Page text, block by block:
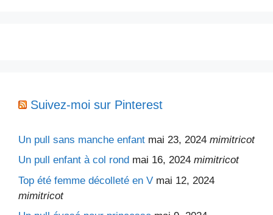
Suivez-moi sur Pinterest
Un pull sans manche enfant mai 23, 2024 mimitricot
Un pull enfant à col rond mai 16, 2024 mimitricot
Top été femme décolleté en V mai 12, 2024
mimitricot